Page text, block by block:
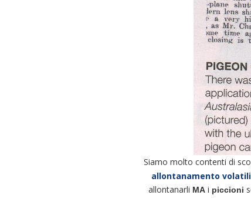
Siamo molto contenti di
allontanamento volatili
allontanarli MAi piccioni